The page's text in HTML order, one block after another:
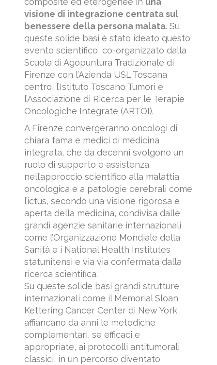
visione di integrazione centrata sul
benessere della persona malata. Su
queste solide basi è stato ideato questo
evento scientifico, co-organizzato dalla
Scuola di Agopuntura Tradizionale di
Firenze con l’Azienda USL Toscana
centro, l’Istituto Toscano Tumori e
l’Associazione di Ricerca per le Terapie
Oncologiche Integrate (ARTOI).
A Firenze convergeranno oncologi di
chiara fama e medici di medicina
integrata, che da decenni svolgono un
ruolo di supporto e assistenza
nell’approccio scientifico alla malattia
oncologica e a patologie cerebrali come
l’ictus, secondo una visione rigorosa e
aperta della medicina, condivisa dalle
grandi agenzie sanitarie internazionali
come l’Organizzazione Mondiale della
Sanità e i National Health Institutes
statunitensi e via via confermata dalla
ricerca scientifica.
Su queste solide basi grandi strutture
internazionali come il Memorial Sloan
Kettering Cancer Center di New York
affiancano da anni le metodiche
complementari, se efficaci e
appropriate, ai protocolli antitumorali
classici, in un percorso diventato